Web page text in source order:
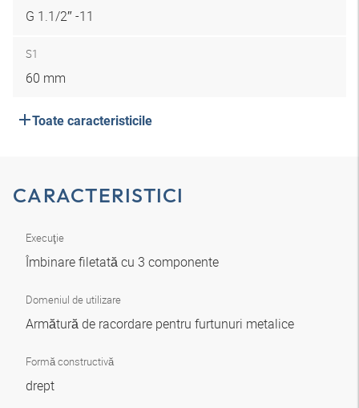
G 1.1/2″ -11
S1
60 mm
Toate caracteristicile
CARACTERISTICI
Execuţie
Îmbinare filetată cu 3 componente
Domeniul de utilizare
Armătură de racordare pentru furtunuri metalice
Formă constructivă
drept